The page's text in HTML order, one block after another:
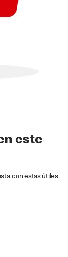
este
con estas útiles